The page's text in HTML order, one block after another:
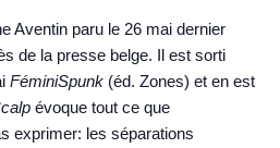
Aventin paru le 26 mai dernier
de la presse belge. Il est sorti
FéminiSpunk (éd. Zones) et en est
évoque tout ce que
exprimer: les séparations